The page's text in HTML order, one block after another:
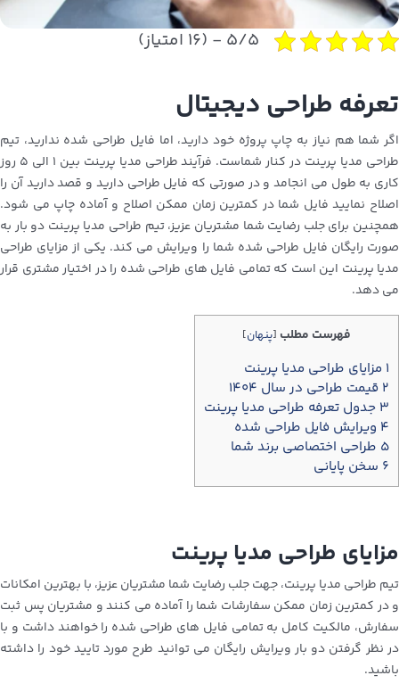
۵/۵ - (۱۶ امتیاز)
تعرفه طراحی دیجیتال
اگر شما هم نیاز به چاپ پروژه خود دارید، اما فایل طراحی شده ندارید، تیم
طراحی مدیا پرینت در کنار شماست. فرآیند طراحی مدیا پرینت بین ۱ الی ۵ روز
کاری به طول می انجامد و در صورتی که فایل طراحی دارید و قصد دارید آن را
اصلاح نمایید فایل شما در کمترین زمان ممکن اصلاح و آماده چاپ می شود.
همچنین برای جلب رضایت شما مشتریان عزیز، تیم طراحی مدیا پرینت دو بار به
صورت رایگان فایل طراحی شده شما را ویرایش می کند. یکی از مزایای طراحی
مدیا پرینت این است که تمامی فایل های طراحی شده را در اختیار مشتری قرار
می دهد.
فهرست مطلب [پنهان]
۱ مزایای طراحی مدیا پرینت
۲ قیمت طراحی در سال ۱۴۰۴
۳ جدول تعرفه طراحی مدیا پرینت
۴ ویرایش فایل طراحی شده
۵ طراحی اختصاصی برند شما
۶ سخن پایانی
مزایای طراحی مدیا پرینت
تیم طراحی مدیا پرینت، جهت جلب رضایت شما مشتریان عزیز، با بهترین امکانات
و در کمترین زمان ممکن سفارشات شما را آماده می کنند و مشتریان پس ثبت
سفارش، مالکیت کامل به تمامی فایل های طراحی شده را خواهند داشت و با
در نظر گرفتن دو بار ویرایش رایگان می توانید طرح مورد تایید خود را داشته
باشید.